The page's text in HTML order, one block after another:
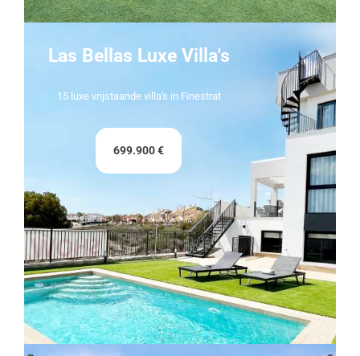
Las Bellas Luxe Villa's
15 luxe vrijstaande villa's in Finestrat
699.900 €